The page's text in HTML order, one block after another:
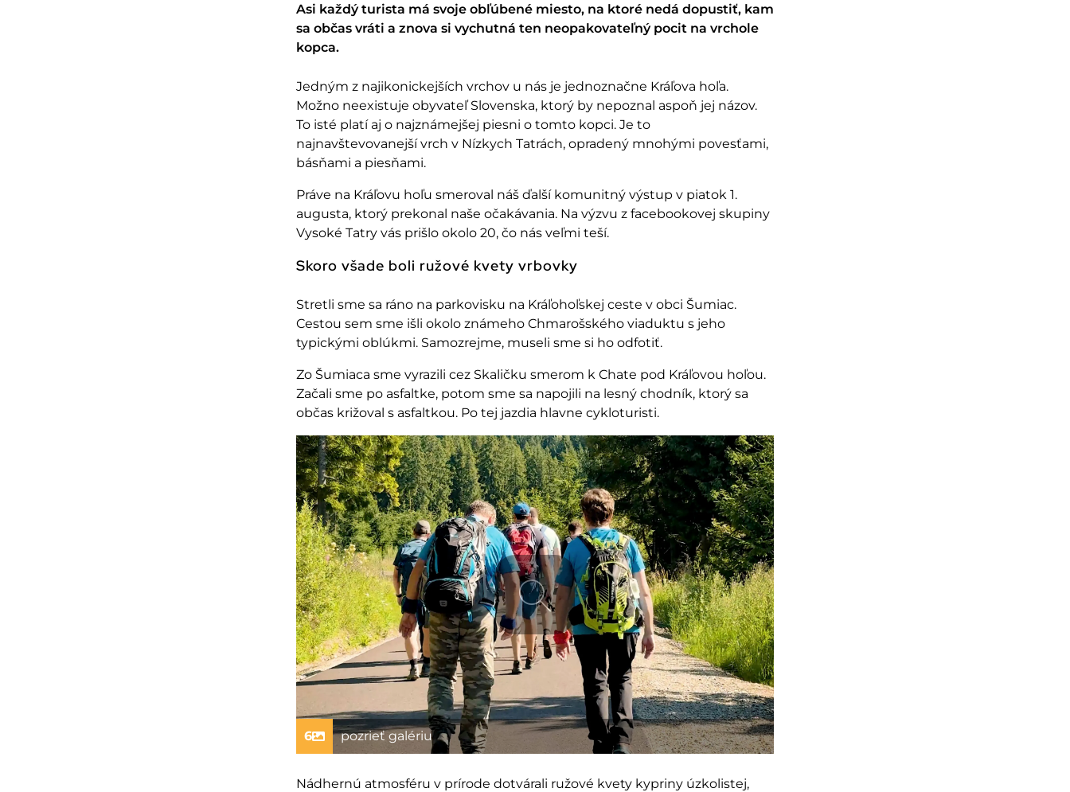
Asi každý turista má svoje obľúbené miesto, na ktoré nedá dopustiť, kam
sa občas vráti a znova si vychutná ten neopakovateľný pocit na vrchole
kopca.
Jedným z najikonickejších vrchov u nás je jednoznačne Krá ľova hoľa.
Možno neexistuje obyvateľ Slovenska, ktorý by nepoznal aspoň jej názov.
To isté platí aj o najznámejšej piesni o tomto kopci. Je to
najnavštevovanejší vrch v Nízkych Tatrách, opradený mnohými povesťami,
básňami a piesňami.
Práve na Krá ľovu hoľu smeroval náš ďalší komunitný výstup v piatok 1.
augusta, ktorý prekonal naše očakávania. Na výzvu z facebookovej skupiny
Vysoké Tatry vás prišlo okolo 20, čo nás ve ľmi teší.
Skoro všade boli ružové kvety vrbovky
Stretli sme sa ráno na parkovisku na Krá ľohoľskej ceste v obci Šumiac.
Cestou sem sme išli okolo známeho Chmarošského viaduktu s jeho
typickými oblúkmi. Samozrejme, museli sme si ho odfotiť.
Zo Šumiaca sme vyrazili cez Skaličku smerom k Chate pod Krá ľovou hoľou.
Začali sme po asfaltke, potom sme sa napojili na lesný chodník, ktorý sa
občas križoval s asfaltkou. Po tej jazdia hlavne cykloturisti.
6 pozrieť galériu
Nádhernú atmosféru v prírode dotvárali ružové kvety kypriny úzkolistej,